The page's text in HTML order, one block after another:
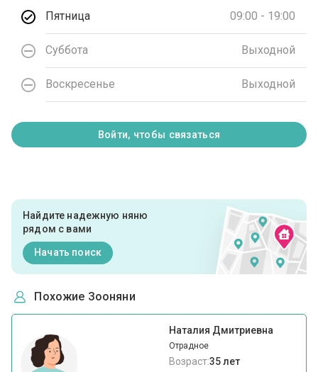
Пятница 09:00 - 19:00
Суббота Выходной
Воскресенье Выходной
Войти, чтобы связаться
Найдите надежную няню
рядом с вами
Начать поиск
Похожие Зооняни
Наталия Дмитриевна
Отрадное
Возраст:35 лет